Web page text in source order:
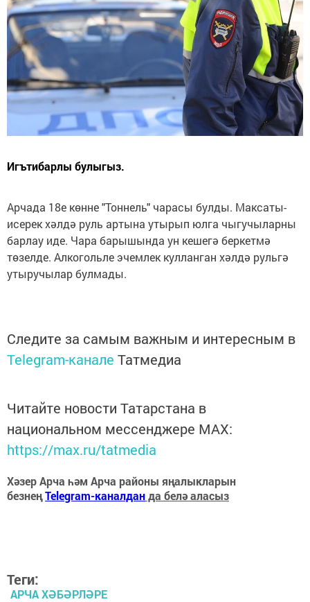
Игътибарлы булыгыз.
Арчада 18е көнне "Тоннель" чарасы булды. Максаты-
исерек хәлдә руль артына утырып юлга чыгучыларны
барлау иде. Чара барышында ун кешегә беркетмә
төзелде. Алкогольле эчемлек кулланган хәлдә рульгә
утыручылар булмады.
Следите за самым важным и интересным в
Telegram-канале Татмедиа
Читайте новости Татарстана в
национальном мессенджере MАХ:
https://max.ru/tatmedia
Хәзер Арча һәм Арча районы яңалыкларын
безнеңTelegram-каналданда белә аласыз
Теги:
АРЧА ХӘБӘРЛӘРЕ